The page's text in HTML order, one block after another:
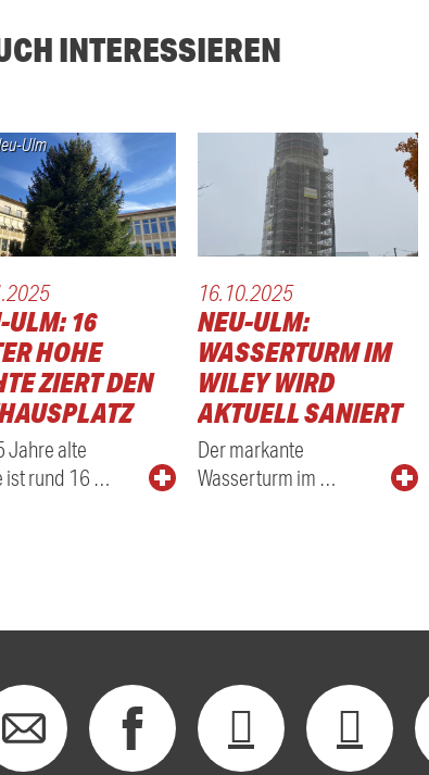
INTERESSIEREN
Ulm
ULM: 16
HOHE
ZIERT DEN
Jahre alte
ist rund 16 …
16.10.2025
NEU-ULM:
WASSERTURM IM
WILEY WIRD
AKTUELL SANIERT
Der markante
Wasserturm im …